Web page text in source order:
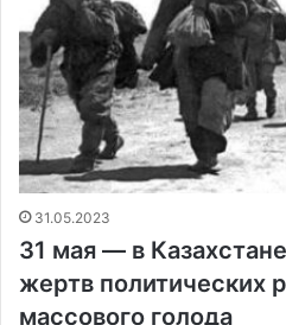
31.05.2023
31 мая — в
жертв политических
массового голода